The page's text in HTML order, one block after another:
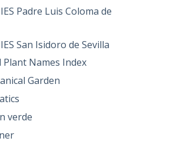
Padre Luis Coloma de
San Isidoro de Sevilla
Names Index
Garden
verde